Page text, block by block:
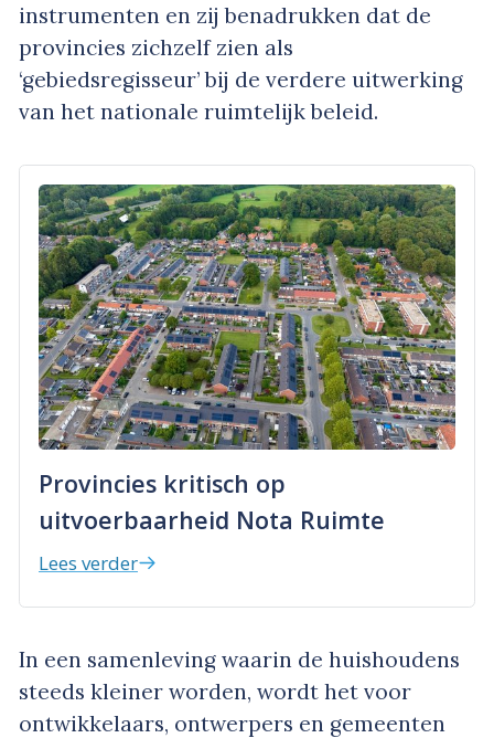
instrumenten en zij benadrukken dat de
provincies zichzelf zien als
‘gebiedsregisseur’ bij de verdere uitwerking
van het nationale ruimtelijk beleid.
Provincies kritisch op
uitvoerbaarheid Nota Ruimte
Lees verder
In een samenleving waarin de huishoudens
steeds kleiner worden, wordt het voor
ontwikkelaars, ontwerpers en gemeenten